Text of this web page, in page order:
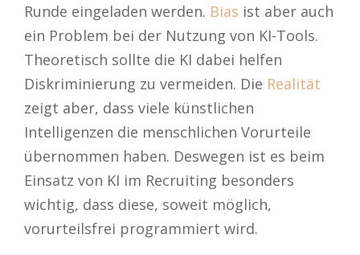
Runde eingeladen werden. Bias ist aber auch
ein Problem bei der Nutzung von KI-Tools.
Theoretisch sollte die KI dabei helfen
Diskriminierung zu vermeiden. Die Realität
zeigt aber, dass viele künstlichen
Intelligenzen die menschlichen Vorurteile
übernommen haben. Deswegen ist es beim
Einsatz von KI im Recruiting besonders
wichtig, dass diese, soweit möglich,
vorurteilsfrei programmiert wird.